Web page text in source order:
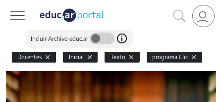
Incluir Archivo educ.ar
Docentes Inicial Texto programa Clic